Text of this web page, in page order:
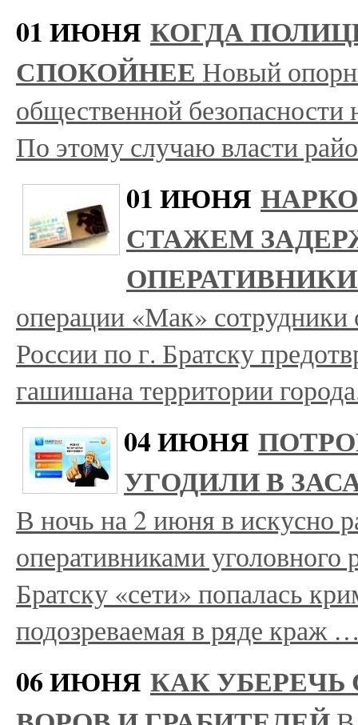
01 ИЮНЯ КОГДА
СПОКОЙНЕЕ Новый
общественной
По этому случаю власти
01 ИЮНЯ
СТАЖЕМ
операции «Мак»
России по г. Братску
гашишана территории
04 ИЮНЯ
УГОДИЛИ В
В ночь на 2 июня в искусно
оперативниками
Братску «сети» попалась
подозреваемая в ряде краж
06 ИЮНЯ КАК